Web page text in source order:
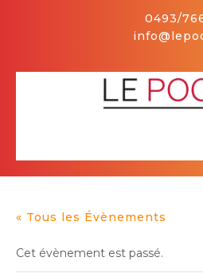
0493/
Button
« Tous les Évènements
Cet évènement est passé.